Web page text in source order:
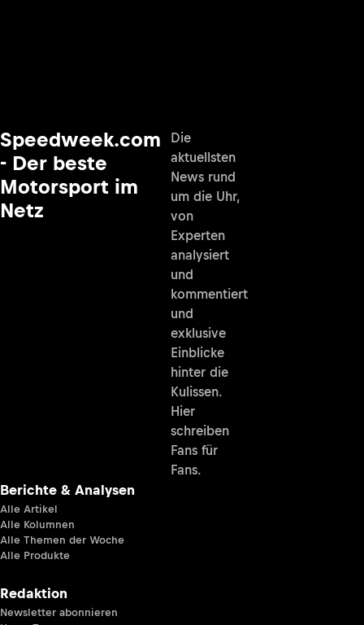
Speedweek.com
- Der beste
Motorsport im
Netz
Die
aktuellsten
News rund
um die Uhr,
von
Experten
analysiert
und
kommentiert
und
exklusive
Einblicke
hinter die
Kulissen.
Hier
schreiben
Fans für
Fans.
Berichte & Analysen
Alle Artikel
Alle Kolumnen
Alle Themen der Woche
Alle Produkte
Redaktion
Newsletter abonnieren